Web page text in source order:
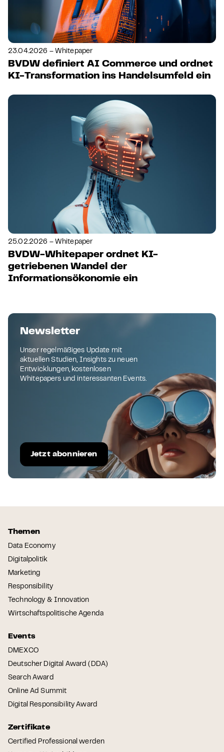
23.04.2026 – Whitepaper
BVDW definiert AI Commerce und ordnet
KI-Transformation ins Handelsumfeld ein
25.02.2026 – Whitepaper
BVDW-Whitepaper ordnet KI-
getriebenen Wandel der
Informationsökonomie ein
Newsletter
Unser regelmäßiges Update mit
aktuellen Studien, Insights zu neuen
Entwicklungen, kostenlosen
Whitepapers und interessanten Events.
Jetzt abonnieren
Themen
Data Economy
Digitalpolitik
Marketing
Responsibility
Technology & Innovation
Wirtschaftspolitische Agenda
Events
DMEXCO
Deutscher Digital Award (DDA)
Search Award
Online Ad Summit
Digital Responsibility Award
Zertifikate
Certified Professional werden